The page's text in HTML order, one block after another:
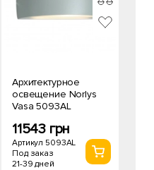
Архитектурное
освещение Norlys
Vasa 5093AL
11543 грн
Артикул 5093AL
Под заказ
21-39 дней